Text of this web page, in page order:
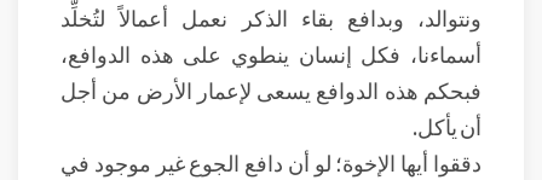
ونتوالد، وبدافع بقاء الذكر نعمل أعمالاً لتُخلِّد
أسماءنا، فكل إنسان ينطوي على هذه الدوافع،
فبحكم هذه الدوافع يسعى لإعمار الأرض من أجل
أن يأكل.
دققوا أيها الإخوة؛ لو أن دافع الجوع غير موجود في